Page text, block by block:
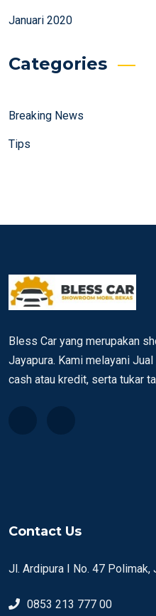
Januari 2020
Categories
Breaking News
Tips
Bless Car yang merupakan
Jayapura. Kami melayani
cash atau kredit, serta tukar
Contact Us
Jl. Ardipura I No. 47 Polimak,
0853 213 777 00